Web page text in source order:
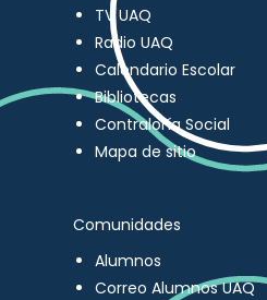
TV UAQ
Radio UAQ
Calendario Escolar
Bibliotecas
Contraloría Social
Mapa de sitio
Comunidades
Alumnos
Correo Alumnos UAQ